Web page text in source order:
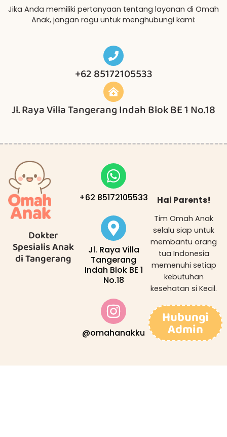
Jika Anda memiliki pertanyaan tentang layanan di Omah
Anak, jangan ragu untuk menghubungi kami:
+62 85172105533
Jl. Raya Villa Tangerang Indah Blok BE 1 No.18
Dokter
Spesialis Anak
di Tangerang
+62 85172105533
Jl. Raya Villa
Tangerang
Indah Blok BE 1
No.18
@omahanakku
Hai Parents!
Tim Omah Anak
selalu siap untuk
membantu orang
tua Indonesia
memenuhi setiap
kebutuhan
kesehatan si Kecil.
Hubungi
Admin